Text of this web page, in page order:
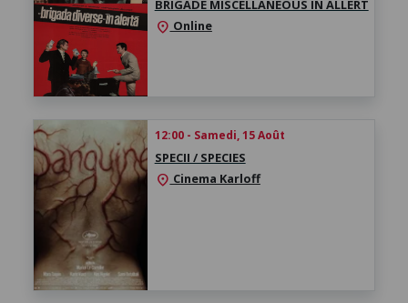
BRIGADE MISCELLANEOUS IN ALLERT
location_on Online
12:00 - Samedi, 15 Août
SPECII / SPECIES
location_on Cinema Karloff